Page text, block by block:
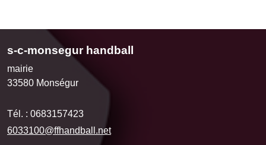
s-c-monsegur handball
mairie
33580 Monségur
Tél. : 0683157423
6033100@ffhandball.net